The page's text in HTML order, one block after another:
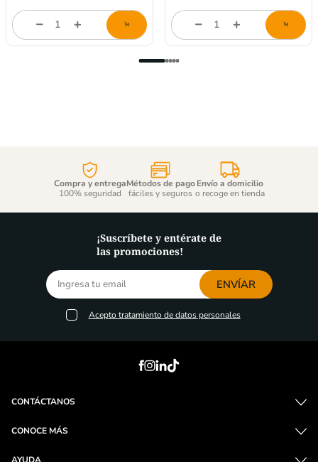
Cantidad
producto
Cantidad
producto
Compra y entrega
100% seguridad
Métodos de pago
fáciles y seguros
Envío a domicilio
o recoge en tienda
¡Suscríbete y entérate de
las promociones!
ENVÍAR
Aceptotratamiento de datos personales
CONTÁCTANOS
CONOCE MÁS